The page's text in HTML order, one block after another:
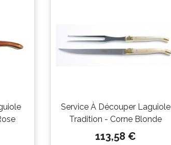
Service À Découper Laguiole
Tradition - Corne Blonde
Prix
113,58 €